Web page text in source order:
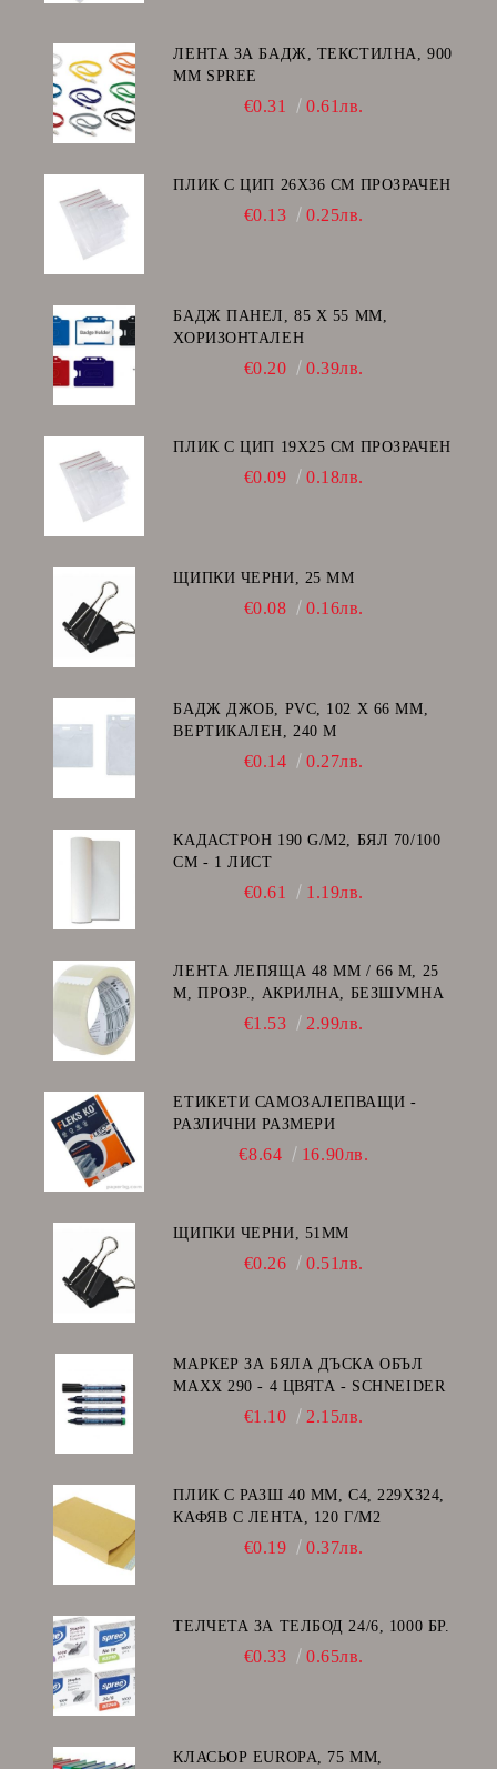
ЛЕНТА ЗА БАДЖ, ТЕКСТИЛНА, 900
ММ SPREE
€0.31 0.61лв.
ПЛИК С ЦИП 26X36 CM ПРОЗРАЧЕН
€0.13 0.25лв.
БАДЖ ПАНЕЛ, 85 Х 55 ММ,
ХОРИЗОНТАЛЕН
€0.20 0.39лв.
ПЛИК С ЦИП 19X25 CM ПРОЗРАЧЕН
€0.09 0.18лв.
ЩИПКИ ЧЕРНИ, 25 ММ
€0.08 0.16лв.
БАДЖ ДЖОБ, PVC, 102 Х 66 ММ,
ВЕРТИКАЛЕН, 240 Μ
€0.14 0.27лв.
КАДАСТРОН 190 G/M2, БЯЛ 70/100
СМ - 1 ЛИСТ
€0.61 1.19лв.
ЛЕНТА ЛЕПЯЩА 48 ММ / 66 М, 25
Μ, ПРОЗР., АКРИЛНА, БЕЗШУМНА
€1.53 2.99лв.
ЕТИКЕТИ САМОЗАЛЕПВАЩИ -
РАЗЛИЧНИ РАЗМЕРИ
€8.64 16.90лв.
ЩИПКИ ЧЕРНИ, 51ММ
€0.26 0.51лв.
МАРКЕР ЗА БЯЛА ДЪСКА ОБЪЛ
MAXX 290 - 4 ЦВЯТА - SCHNEIDER
€1.10 2.15лв.
ПЛИК С РАЗШ 40 MM, C4, 229Х324,
КАФЯВ С ЛЕНТА, 120 Г/М2
€0.19 0.37лв.
ТЕЛЧЕТА ЗА ТЕЛБОД 24/6, 1000 БР.
€0.33 0.65лв.
КЛАСЬОР EUROPA, 75 ММ,